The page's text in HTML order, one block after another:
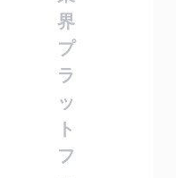
界
プ
ラ
ッ
ト
フ